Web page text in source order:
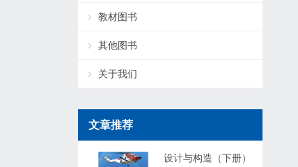
教材图书
其他图书
关于我们
文章推荐
设计与构造（下册）